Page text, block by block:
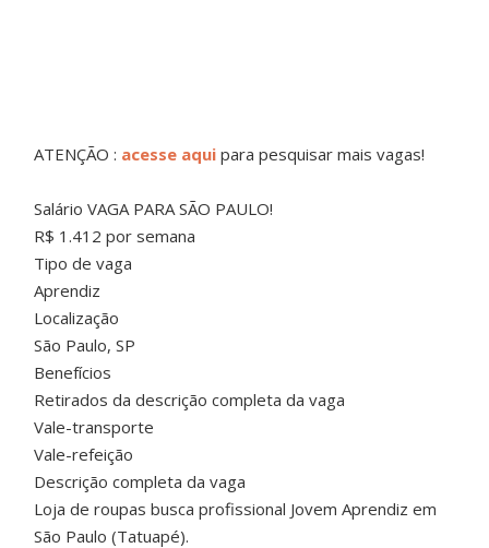
ATENÇÃO : acesse aqui para pesquisar mais vagas!
Salário VAGA PARA SÃO PAULO!
R$ 1.412 por semana
Tipo de vaga
Aprendiz
Localização
São Paulo, SP
Benefícios
Retirados da descrição completa da vaga
Vale-transporte
Vale-refeição
Descrição completa da vaga
Loja de roupas busca profissional Jovem Aprendiz em
São Paulo (Tatuapé).